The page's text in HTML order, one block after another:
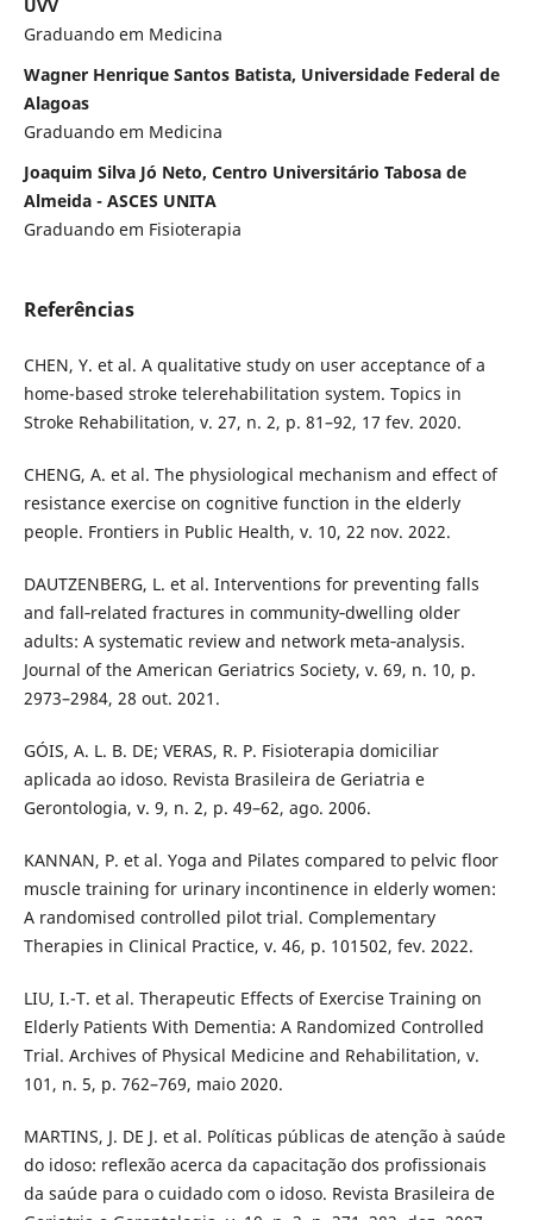
UVV
Graduando em Medicina
Wagner Henrique Santos Batista, Universidade Federal de
Alagoas
Graduando em Medicina
Joaquim Silva Jó Neto, Centro Universitário Tabosa de
Almeida - ASCES UNITA
Graduando em Fisioterapia
Referências
CHEN, Y. et al. A qualitative study on user acceptance of a
home-based stroke telerehabilitation system. Topics in
Stroke Rehabilitation, v. 27, n. 2, p. 81–92, 17 fev. 2020.
CHENG, A. et al. The physiological mechanism and effect of
resistance exercise on cognitive function in the elderly
people. Frontiers in Public Health, v. 10, 22 nov. 2022.
DAUTZENBERG, L. et al. Interventions for preventing falls
and fall‐related fractures in community‐dwelling older
adults: A systematic review and network meta‐analysis.
Journal of the American Geriatrics Society, v. 69, n. 10, p.
2973–2984, 28 out. 2021.
GÓIS, A. L. B. DE; VERAS, R. P. Fisioterapia domiciliar
aplicada ao idoso. Revista Brasileira de Geriatria e
Gerontologia, v. 9, n. 2, p. 49–62, ago. 2006.
KANNAN, P. et al. Yoga and Pilates compared to pelvic floor
muscle training for urinary incontinence in elderly women:
A randomised controlled pilot trial. Complementary
Therapies in Clinical Practice, v. 46, p. 101502, fev. 2022.
LIU, I.-T. et al. Therapeutic Effects of Exercise Training on
Elderly Patients With Dementia: A Randomized Controlled
Trial. Archives of Physical Medicine and Rehabilitation, v.
101, n. 5, p. 762–769, maio 2020.
MARTINS, J. DE J. et al. Políticas públicas de atenção à saúde
do idoso: reflexão acerca da capacitação dos profissionais
da saúde para o cuidado com o idoso. Revista Brasileira de